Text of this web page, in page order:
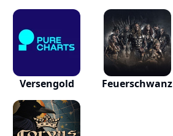
Versengold Feuerschwanz